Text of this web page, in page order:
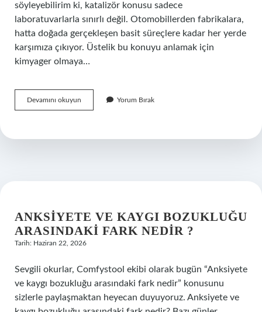
söyleyebilirim ki, katalizör konusu sadece
laboratuvarlarla sınırlı değil. Otomobillerden fabrikalara,
hatta doğada gerçekleşen basit süreçlere kadar her yerde
karşımıza çıkıyor. Üstelik bu konuyu anlamak için
kimyager olmaya…
Devamını okuyun Katalizör
örnekleri
Yorum Bırak
ANKSIYETE VE KAYGI BOZUKLUĞU
ARASINDAKI FARK NEDIR ?
Tarih: Haziran 22, 2026
Sevgili okurlar, Comfystool ekibi olarak bugün “Anksiyete
ve kaygı bozukluğu arasındaki fark nedir” konusunu
sizlerle paylaşmaktan heyecan duyuyoruz. Anksiyete ve